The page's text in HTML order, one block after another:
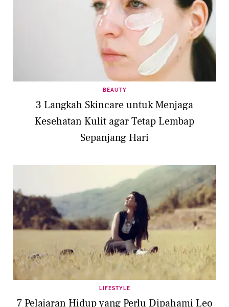
BEAUTY
3 Langkah Skincare untuk Menjaga
Kesehatan Kulit agar Tetap Lembap
Sepanjang Hari
LIFESTYLE
7 Pelajaran Hidup yang Perlu Dipahami Leo